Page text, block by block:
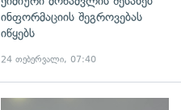
ინფორმაციის შეგროვებას
იწყებს
24 თებერვალი, 07:40